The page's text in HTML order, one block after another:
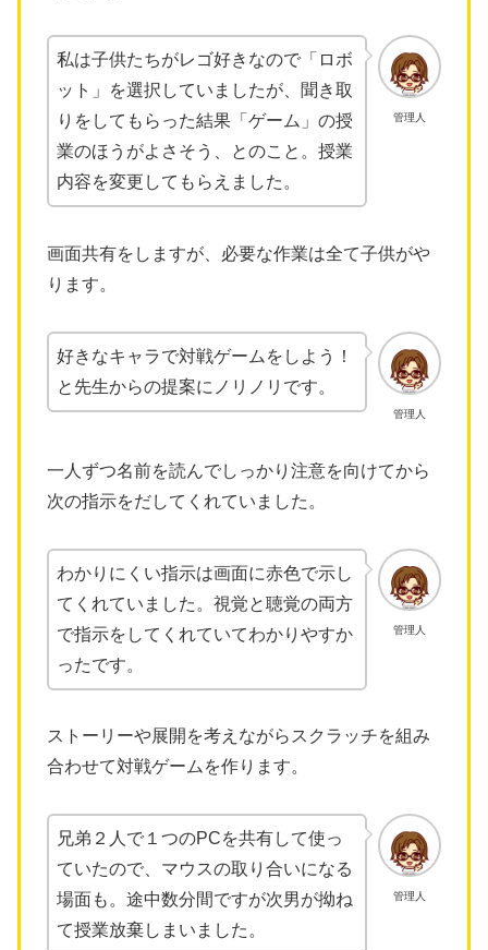
管理人
私は子供たちがレゴ好きなので「ロボ
ット」を選択していましたが、聞き取
りをしてもらった結果「ゲーム」の授
業のほうがよさそう、とのこと。授業
内容を変更してもらえました。
画面共有をしますが、必要な作業は全て子供がや
ります。
管理人
好きなキャラで対戦ゲームをしよう！
と先生からの提案にノリノリです。
一人ずつ名前を読んでしっかり注意を向けてから
次の指示をだしてくれていました。
管理人
わかりにくい指示は画面に赤色で示し
てくれていました。視覚と聴覚の両方
で指示をしてくれていてわかりやすか
ったです。
ストーリーや展開を考えながらスクラッチを組み
合わせて対戦ゲームを作ります。
管理人
兄弟２人で１つのPCを共有して使っ
ていたので、マウスの取り合いになる
場面も。途中数分間ですが次男が拗ね
て授業放棄しまいました。